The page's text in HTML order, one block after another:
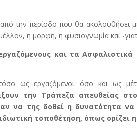
την περίοδο που θα ακολουθήσει
η μορφή, η φυσιογνωμία και -
και τα Ασφαλιστικά
ως εργαζόμενοι όσο και ως
την Τράπεζα απευθείας
να της δοθεί η δυνατότητα
τοποθέτηση, όπως ορίζει